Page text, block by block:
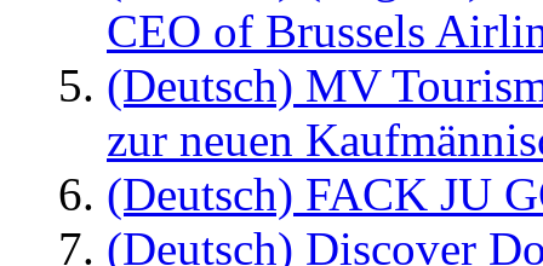
CEO of Brussels
(Deutsch) MV
zur neuen
(Deutsch) FACK JU
(Deutsch) Discover